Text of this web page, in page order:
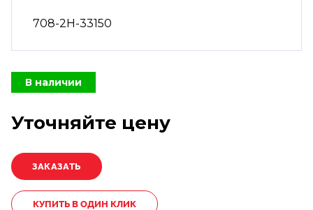
708-2H-33150
В наличии
Уточняйте цену
КУПИТЬ В ОДИН КЛИК